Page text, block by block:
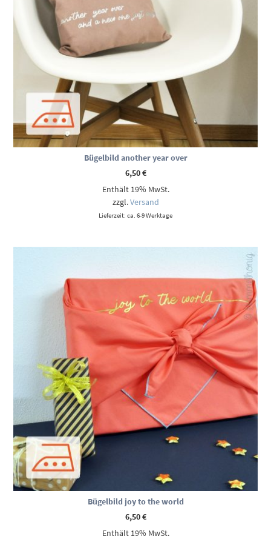
Bügelbild another year over
6,50€
Enthält 19% MwSt.
zzgl.Versand
Lieferzeit: ca. 6-9 Werktage
Bügelbild joy to the world
6,50€
Enthält 19% MwSt.